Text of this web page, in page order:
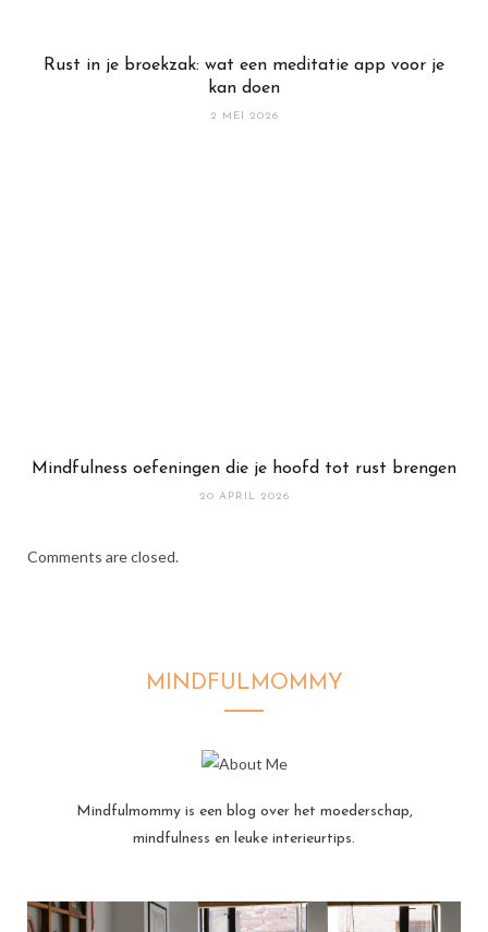
Rust in je broekzak: wat een meditatie app voor je
kan doen
2 MEI 2026
Mindfulness oefeningen die je hoofd tot rust brengen
20 APRIL 2026
Comments are closed.
MINDFULMOMMY
Mindfulmommy is een blog over het moederschap,
mindfulness en leuke interieurtips.